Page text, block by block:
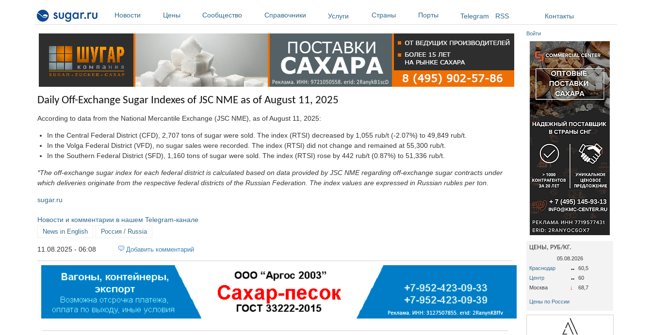
Новости
Цены Сообщество Справочники Услуги Страны Порты Telegram RSS Контакты
Daily Off-Exchange Sugar Indexes of JSC NME as of August 11, 2025
According to data from the National Mercantile Exchange (JSC NME), as of August 11, 2025:
In the Central Federal District (CFD), 2,707 tons of sugar were sold. The index (RTSI) decreased by 1,055 rub/t (-2.07%) to 49,849 rub/t.
In the Volga Federal District (VFD), no sugar sales were recorded. The index (RTSI) did not change and remained at 55,300 rub/t.
In the Southern Federal District (SFD), 1,160 tons of sugar were sold. The index (RTSI) rose by 442 rub/t (0.87%) to 51,336 rub/t.
*The off-exchange sugar index for each federal district is calculated based on data provided by JSC NME regarding off-exchange sugar contracts under
which deliveries originate from the respective federal districts of the Russian Federation. The index values are expressed in Russian rubles per ton.
sugar.ru
Новости и комментарии в нашем Telegram-канале
News in English Россия / Russia
11.08.2025 - 06:08 Добавить комментарий
Войти
ЦЕНЫ, РУБ/КГ.
05.08.2026
Краснодар
↔
60,5
Центр
↔
60
Москва
↓ 68,7
Цены по России